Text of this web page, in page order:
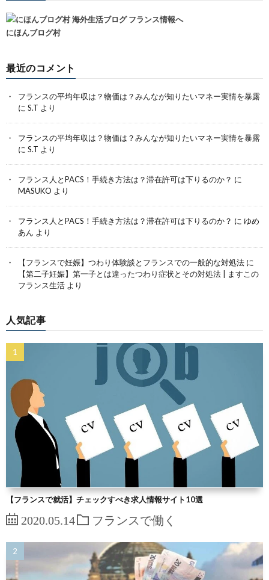
にほんブログ村
最近のコメント
フランスの平均年収は？物価は？みんなが知りたいマネー実情を暴露
に S.T より
フランスの平均年収は？物価は？みんなが知りたいマネー実情を暴露
に S.T より
フランス人とPACS！手続き方法は？滞在許可は下りるのか？ に
MASUKO より
フランス人とPACS！手続き方法は？滞在許可は下りるのか？ に ゆめ
あん より
【フランスで妊娠】つわり体験談とフランスでの一般的な対処法 に
【第二子妊娠】第一子とは違ったつわり症状とその対処法 | ますこの
フランス生活 より
人気記事
【フランスで就活】チェックすべき求人情報サイト10選
2020.05.14 フランスで働く